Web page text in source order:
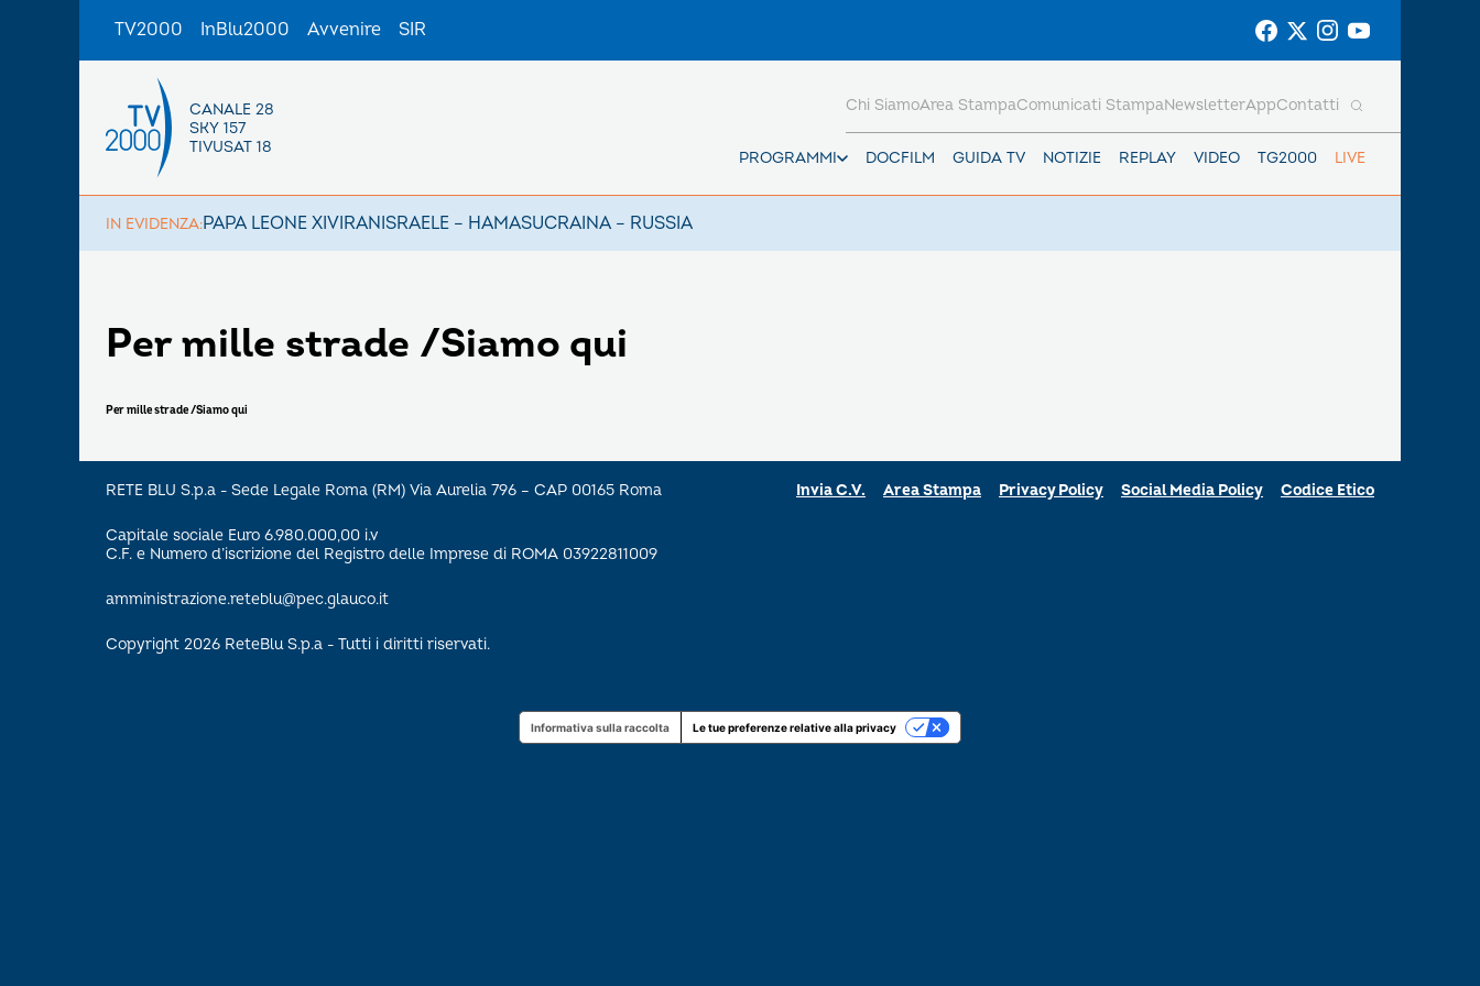
TV2000 InBlu2000 Avvenire SIR
CANALE 28
SKY 157
TIVUSAT 18
PROGRAMMI DOCFILM GUIDA TV NOTIZIE REPLAY VIDEO TG2000 LIVE
Chi SiamoArea StampaComunicati StampaNewsletterAppContatti
IN EVIDENZA:PAPA LEONE XIVIRANISRAELE – HAMASUCRAINA – RUSSIA
Per mille strade /Siamo qui
Per mille strade /Siamo qui
RETE BLU S.p.a - Sede Legale Roma (RM) Via Aurelia 796 – CAP 00165 Roma
Capitale sociale Euro 6.980.000,00 i.v
C.F. e Numero d’iscrizione del Registro delle Imprese di ROMA 03922811009
amministrazione.reteblu@pec.glauco.it
Copyright 2026 ReteBlu S.p.a - Tutti i diritti riservati.
Invia C.V. Area Stampa Privacy Policy Social Media Policy Codice Etico
Informativa sulla raccolta Le tue preferenze relative alla privacy